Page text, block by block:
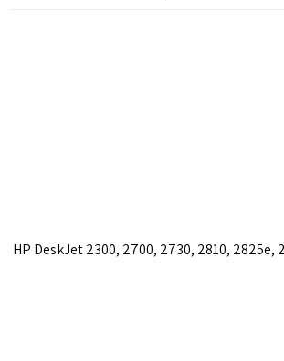
HP DeskJet 2300, 2700, 2730, 2810, 2825e,